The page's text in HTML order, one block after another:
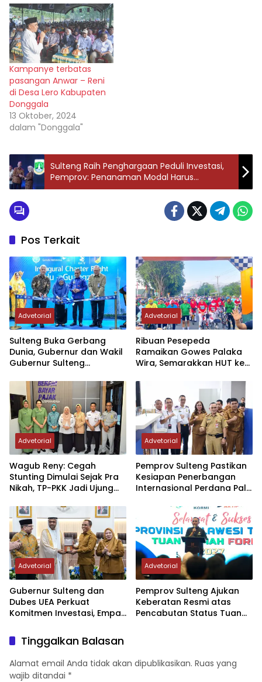
Kampanye terbatas
pasangan Anwar – Reni
di Desa Lero Kabupaten
Donggala
13 Oktober, 2024
dalam "Donggala"
Sulteng Raih Penghargaan Peduli Investasi,
Pemprov: Penanaman Modal Harus
Berdampak Kepada Rakyat
Pos Terkait
Advetorial
Sulteng Buka Gerbang
Dunia, Gubernur dan Wakil
Gubernur Sulteng
Perdana Internasional
Palu-Guangzhou
Advetorial
Ribuan Pesepeda
Ramaikan Gowes Palaka
Wira, Semarakkan HUT ke-1
Advetorial
Wagub Reny: Cegah
Stunting Dimulai Sejak Pra
Nikah, TP-PKK Jadi Ujung
Advetorial
Pemprov Sulteng Pastikan
Kesiapan Penerbangan
Internasional Perdana Palu
Advetorial
Gubernur Sulteng dan
Dubes UEA Perkuat
Komitmen Investasi, Empat
Advetorial
Pemprov Sulteng Ajukan
Keberatan Resmi atas
Pencabutan Status Tuan
Tinggalkan Balasan
Alamat email Anda tidak akan dipublikasikan. Ruas yang
wajib ditandai *